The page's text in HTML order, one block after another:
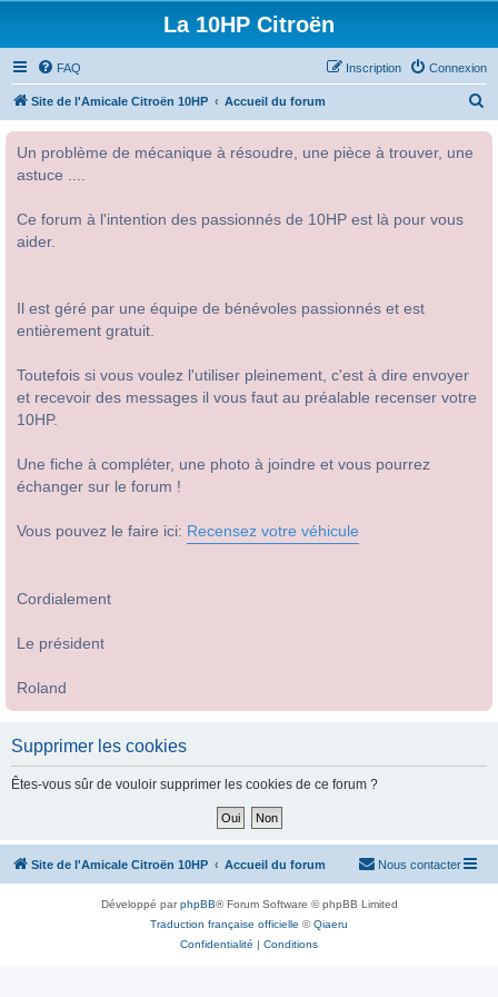
La 10HP Citroën
FAQ Connexion
Inscription
Site de l'Amicale Citroën 10HP Accueil du forum
Un problème de mécanique à résoudre, une pièce à trouver, une
astuce ....
Ce forum à l'intention des passionnés de 10HP est là pour vous
aider.
Il est géré par une équipe de bénévoles passionnés et est
entièrement gratuit.
Toutefois si vous voulez l'utiliser pleinement, c'est à dire envoyer
et recevoir des messages il vous faut au préalable recenser votre
10HP.
Une fiche à compléter, une photo à joindre et vous pourrez
échanger sur le forum !
Vous pouvez le faire ici: Recensez votre véhicule
Cordialement
Le président
Roland
Supprimer les cookies
Êtes-vous sûr de vouloir supprimer les cookies de ce forum ?
Site de l'Amicale Citroën 10HP Accueil du forum Nous contacter
Développé parphpBB® Forum Software © phpBB Limited
Traduction française officielle ©Qiaeru
Confidentialité | Conditions